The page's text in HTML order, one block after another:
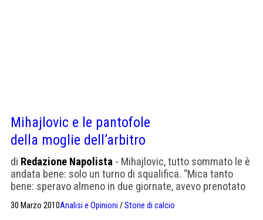
Mihajlovic e le pantofole
della moglie dell’arbitro
di Redazione Napolista - Mihajlovic, tutto sommato le è
andata bene: solo un turno di squalifica. “Mica tanto
bene: speravo almeno in due giornate, avevo prenotato
per essere espulso? “Niente di particolare, informazioni
30 Marzo 2010Analisi e Opinioni /Storie di calcio